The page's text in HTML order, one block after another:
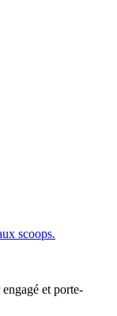
et porte-